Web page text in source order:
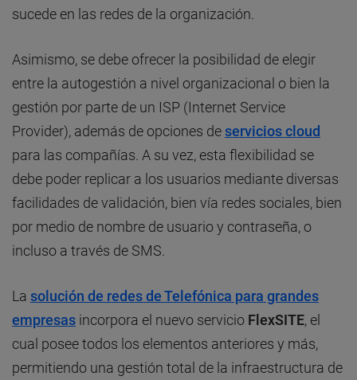
sucede en las redes de la organización.
Asimismo, se debe ofrecer la posibilidad de elegir
entre la autogestión a nivel organizacional o bien la
gestión por parte de un ISP (Internet Service
Provider), además de opciones deservicios cloud
para las compañías. A su vez, esta flexibilidad se
debe poder replicar a los usuarios mediante diversas
facilidades de validación, bien vía redes sociales, bien
por medio de nombre de usuario y contraseña, o
incluso a través de SMS.
La solución de redes de Telefónica para grandes
empresas incorpora el nuevo servicio FlexSITE, el
cual posee todos los elementos anteriores y más,
permitiendo una gestión total de la infraestructura de